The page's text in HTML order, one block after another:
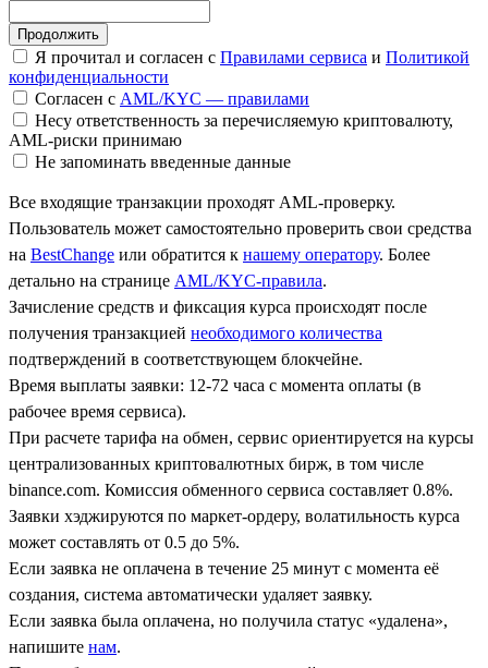
Я прочитал и согласен с Правилами сервиса и Политикой
конфиденциальности
Согласен с AML/KYC — правилами
Несу ответственность за перечисляемую криптовалюту,
AML-риски принимаю
Не запоминать введенные данные
Все входящие транзакции проходят AML-проверку.
Пользователь может самостоятельно проверить свои средства
на BestChange или обратится к нашему оператору. Более
детально на странице AML/KYC-правила.
Зачисление средств и фиксация курса происходят после
получения транзакцией необходимого количества
подтверждений в соответствующем блокчейне.
Время выплаты заявки: 12-72 часа с момента оплаты (в
рабочее время сервиса).
При расчете тарифа на обмен, сервис ориентируется на курсы
централизованных криптовалютных бирж, в том числе
binance.com. Комиссия обменного сервиса составляет 0.8%.
Заявки хэджируются по маркет-ордеру, волатильность курса
может составлять от 0.5 до 5%.
Если заявка не оплачена в течение 25 минут с момента её
создания, система автоматически удаляет заявку.
Если заявка была оплачена, но получила статус «удалена»,
напишите нам.